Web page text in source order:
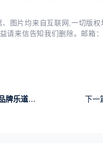
图片均来自互联网,一切版权
请来信告知我们删除。邮箱：
发布会 下一